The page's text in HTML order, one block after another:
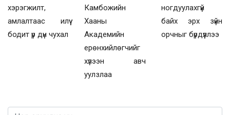
хэрэгжилт,
амлалтаас илүү
бодит үр дүн чухал
Камбожийн
Хааны
Академийн
ерөнхийлөгчийг
хүлээн авч
уулзлаа
ногдуулахгүй
байх эрх зүйн
орчныг бүрдүүллээ